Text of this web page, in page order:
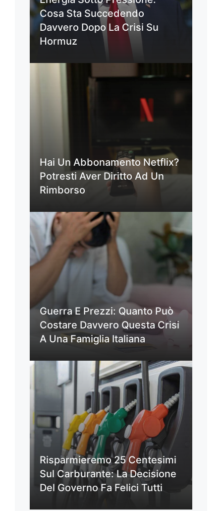
Cosa Sta Succedendo
Davvero Dopo La Crisi Su
Hormuz
Hai Un Abbonamento Netflix?
Potresti Aver Diritto Ad Un
Rimborso
Guerra E Prezzi: Quanto Può
Costare Davvero Questa Crisi
A Una Famiglia Italiana
Risparmieremo 25 Centesimi
Sul Carburante: La Decisione
Del Governo Fa Felici Tutti